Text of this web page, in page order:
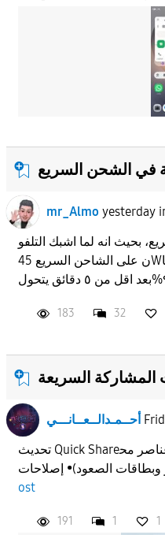
في الشحن السريع
mr_Almo yesterday
بحيث انه لما اشبك التلفو
ن على الشاحن السريع 45Wبيكون على سبيل المثال يحتاج لسا
183 32
المشاركة السريعة
أحــمـدالــعــانـــي
تحديث Quick Shareالإصدار: ١٣.٨.٥٣• دعم مشاركة عناصر مح
ost
191 1 1